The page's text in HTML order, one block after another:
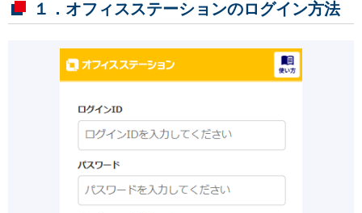
１．オフィスステーションのログイン方法